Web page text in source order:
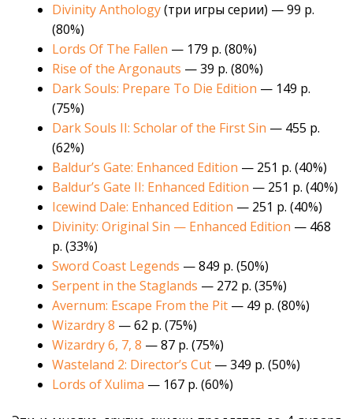
Divinity Anthology(три игры серии) — 99 р.
(80%)
Lords Of The Fallen — 179 р. (80%)
Rise of the Argonauts — 39 р. (80%)
Dark Souls: Prepare To Die Edition — 149 р.
(75%)
Dark Souls II: Scholar of the First Sin — 455 р.
(62%)
Baldur’s Gate: Enhanced Edition — 251 р. (40%)
Baldur’s Gate II: Enhanced Edition — 251 р. (40%)
Icewind Dale: Enhanced Edition — 251 р. (40%)
Divinity: Original Sin — Enhanced Edition — 468
р. (33%)
Sword Coast Legends — 849 р. (50%)
Serpent in the Staglands — 272 р. (35%)
Avernum: Escape From the Pit— 49 р. (80%)
Wizardry 8 — 62 р. (75%)
Wizardry 6, 7, 8 — 87 р. (75%)
Wasteland 2: Director’s Cut— 349 р. (50%)
Lords of Xulima — 167 р. (60%)